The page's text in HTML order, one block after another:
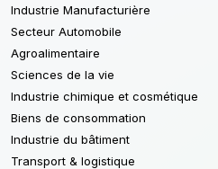
Industrie Manufacturière
Secteur Automobile
Agroalimentaire
Sciences de la vie
Industrie chimique et cosmétique
Biens de consommation
Industrie du bâtiment
Transport & logistique